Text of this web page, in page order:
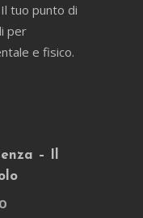
tuo punto di
per
e fisico.
– Il